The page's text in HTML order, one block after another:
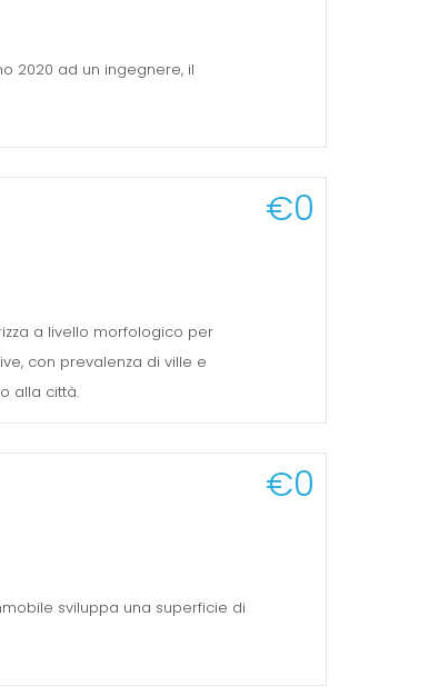
2020 ad un ingegnere, il
a livello morfologico per
con prevalenza di ville e
alla città.
€0
sviluppa una superficie di
€0